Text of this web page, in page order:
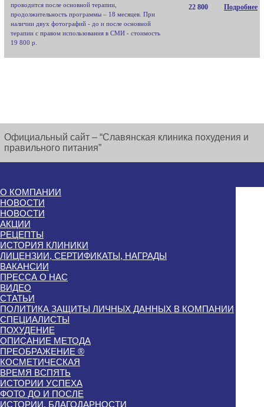
проводится после основной терапии,
продолжительность программы – 18 месяцев. При
наличии двух фотографий - до и после основной
терапии с правом использования в СМИ - стоимость
19 800 р.
22 800 Подробнее
Официальный сайт – “Славянская клиника похудения и
правильного питания”
О КОМПАНИИ
НОВОСТИ
НОВОСТИ
АКЦИИ
РЕЦЕПТЫ
ИСТОРИЯ КЛИНИКИ
ЛИЦЕНЗИИ, СЕРТИФИКАТЫ, НАГРАДЫ
ВАКАНСИИ
ПРЕССА О НАС
ВИДЕО
СТАТЬИ
ПОЛИТИКА ЗАЩИТЫ ЛИЧНЫХ ДАННЫХ В КОМПАНИИ
СПЕЦИАЛИСТЫ
ПОХУДЕНИЕ
ОПИСАНИЕ МЕТОДА
ПРЕОБРАЖЕНИЕ ®
КОСМЕТИЧЕСКАЯ
ВРЕМЯ ВСПЯТЬ
ИСТОРИИ УСПЕХА
ФОТО ДО И ПОСЛЕ
ИСТОРИИ, БЛАГОДАРНОСТИ